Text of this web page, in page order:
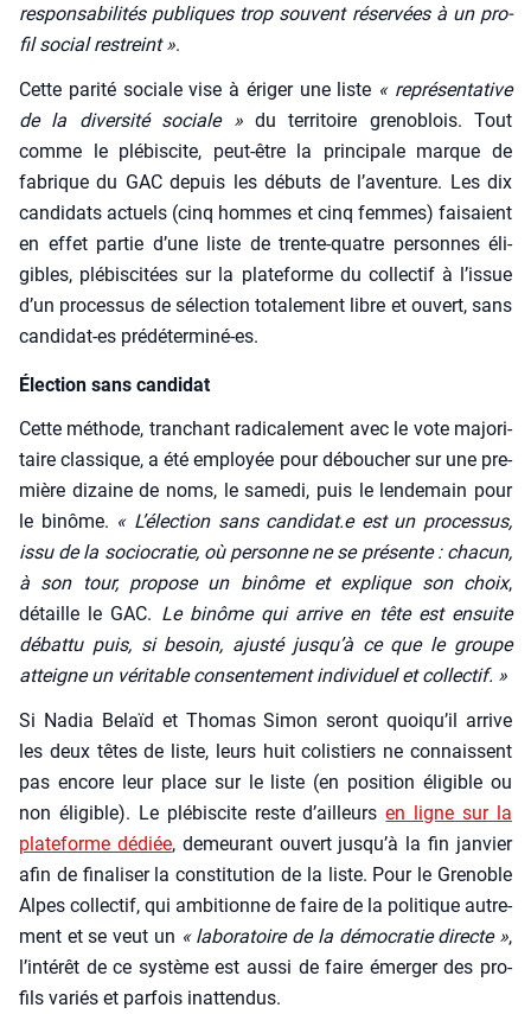
res­pon­sa­bi­li­tés publiques trop sou­vent réser­vées à un pro­
fil social res­treint ».
Cette pari­té sociale vise à éri­ger une liste « repré­sen­ta­tive
de la diver­si­té sociale »du ter­ri­toire gre­no­blois. Tout
comme le plé­bis­cite, peut-être la prin­ci­pale marque de
fabrique du GAC depuis les débuts de l’a­ven­ture. Les dix
can­di­dats actuels (cinq hommes et cinq femmes) fai­saient
en effet par­tie d’une liste de trente-quatre per­sonnes éli­
gibles, plé­bis­ci­tées sur la pla­te­forme du col­lec­tif à l’is­sue
d’un pro­ces­sus de sélec­tion tota­le­ment libre et ouvert, sans
can­di­dat-es pré­dé­ter­mi­né-es.
Élection sans candidat
Cette méthode, tran­chant radi­ca­le­ment avec le vote majo­ri­
taire clas­sique, a été employée pour débou­cher sur une pre­
mière dizaine de noms, le same­di, puis le len­de­main pour
le binôme. « L’élection sans candidat.e est un pro­ces­sus,
issu de la socio­cra­tie, où per­sonne ne se pré­sente : cha­cun,
à son tour, pro­pose un binôme et explique son choix,
détaille le GAC. Le binôme qui arrive en tête est ensuite
débat­tu puis, si besoin, ajus­té jusqu’à ce que le groupe
atteigne un véri­table consen­te­ment indi­vi­duel et col­lec­tif. »
Si Nadia Belaïd et Tho­mas Simon seront quoi­qu’il arrive
les deux têtes de liste, leurs huit colis­tiers ne connaissent
pas encore leur place sur le liste (en posi­tion éli­gible ou
non éli­gible). Le plé­bis­cite reste d’ailleursen ligne sur la
pla­te­forme dédiée, demeu­rant ouvert jus­qu’à la fin jan­vier
afin de fina­li­ser la consti­tu­tion de la liste. Pour le Gre­noble
Alpes col­lec­tif, qui ambi­tionne de faire de la poli­tique autre­
ment et se veut un « labo­ra­toire de la démo­cra­tie directe »,
l’in­té­rêt de ce sys­tème est aus­si de faire émer­ger des pro­
fils variés et par­fois inat­ten­dus.